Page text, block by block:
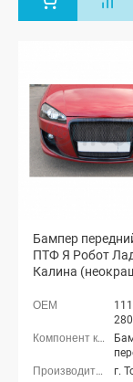
Бампер
ПТФ Я Робот
Калина
г.